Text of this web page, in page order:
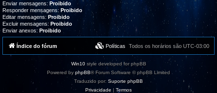
Enviar mensagens:Proibido
Responder mensagens: Proibido
Editar mensagens:Proibido
Excluir mensagens: Proibido
Enviar anexos: Proibido
Índice do fórum Todos os horários são UTC-03:00
Políticas
Win10style developed for phpBB
Powered by phpBB® Forum Software © phpBB Limited
Traduzido por:Suporte phpBB
Privacidade | Termos